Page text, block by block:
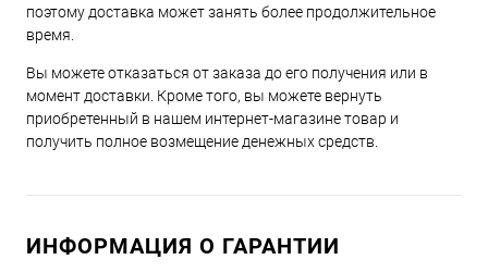
поэтому доставка может занять более продолжительное
время.
Вы можете отказаться от заказа до его получения или в
момент доставки. Кроме того, вы можете вернуть
приобретенный в нашем интернет-магазине товар и
получить полное возмещение денежных средств.
ИНФОРМАЦИЯ О ГАРАНТИИ